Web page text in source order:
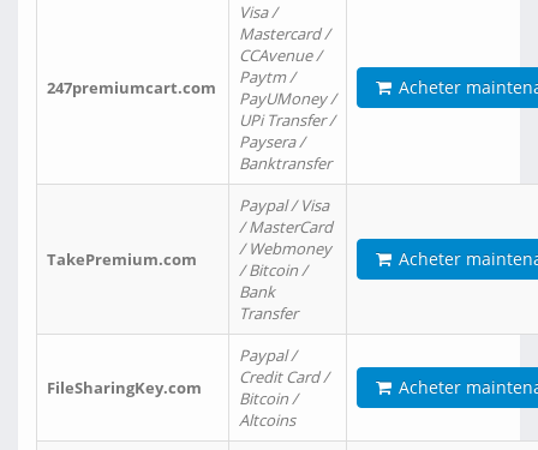
247premiumcart.com
Visa /
Mastercard /
CCAvenue /
Paytm /
PayUMoney /
UPi Transfer /
Paysera /
Banktransfer
Acheter
TakePremium.com
Paypal / Visa
/ MasterCard
/ Webmoney
/ Bitcoin /
Bank
Transfer
Acheter
FileSharingKey.com
Paypal /
Credit Card /
Bitcoin /
Altcoins
Acheter